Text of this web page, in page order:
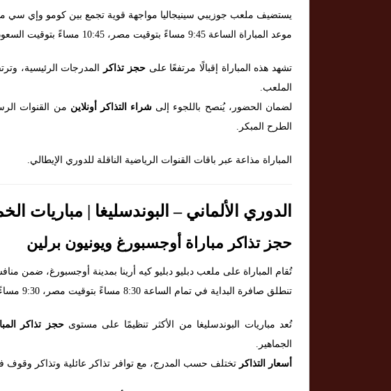
يستضيف ملعب جوزيبي سينيجاليا مواجهة قوية تجمع بين كومو وإي سي
موعد المباراة الساعة 9:45 مساءً بتوقيت مصر، 10:45 مساءً بتوقيت السعودية، و8:45 مساءً بتوقيت وسط أوروبا.
تشهد هذه المباراة إقبالًا مرتفعًا علىحجز تذاكر المدرجات الرئيسية،
الملعب.
لضمان الحضور، يُنصح باللجوء إلى شراء التذاكر أونلاين من القنوات
الطرح المبكر.
المباراة مذاعة عبر باقات القنوات الرياضية الناقلة للدوري الإيطالي.
الدوري الألماني – البوندسليغا | مباريات الخميس 15
حجز تذاكر مباراة أوجسبورغ ويونيون برلين
تُقام المباراة على ملعب دبليو دبليو كيه أرينا بمدينة أوجسبورغ، ضمن
تنطلق صافرة البداية في تمام الساعة 8:30 مساءً بتوقيت مصر، 9:30 مساءً بتوقيت السعودية، و7:30 مساءً بتوقيت ألمانيا.
تُعد مباريات البوندسليغا من الأكثر تنظيمًا على مستوىحجز تذاكر
الجماهير.
أسعار التذاكر تختلف حسب المدرج، مع توافر تذاكر عائلية وتذاكر